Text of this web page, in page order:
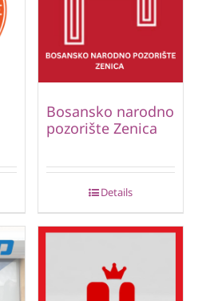
Bosansko narodno
pozorište Zenica
Details